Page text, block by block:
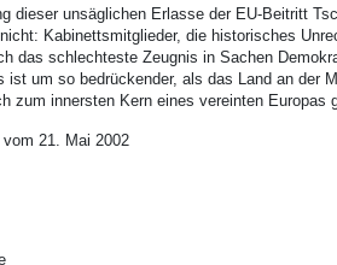
Wer wir sind
Ausgabe
Login
werden
Archiv
dieser unsäglichen Erlasse der EU-Beitritt
Kabinettsmitglieder, die historisches
das schlechteste Zeugnis in Sachen
um so bedrückender, als das Land an der
zum innersten Kern eines vereinten Europas
21. Mai 2002